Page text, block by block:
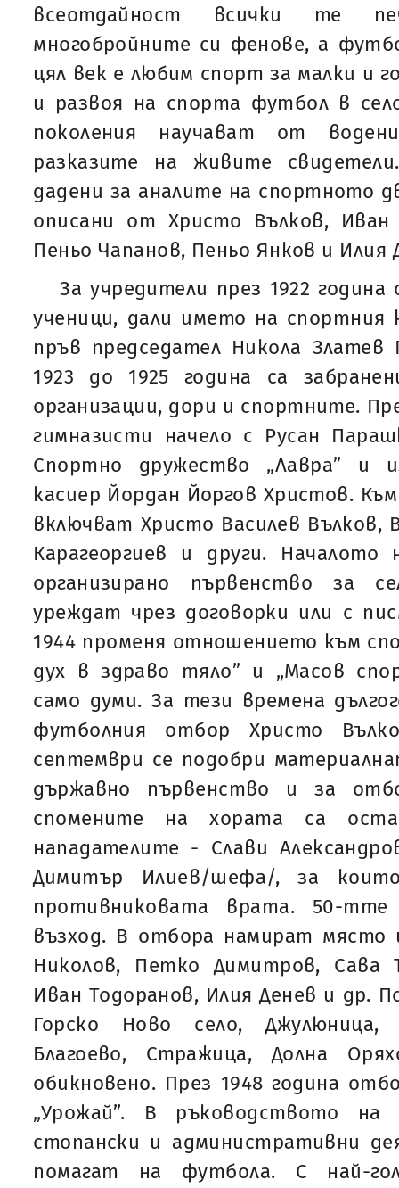
всеотдайност всички те
многобройните си фенове, а
цял век е любим спорт за малки и
и развоя на спорта футбол в
поколения научават от
разказите на живите
дадени за аналите на спортното
описани от Христо Вълков, Иван
Пеньо Чапанов, Пеньо Янков и Илия
За учредители през 1922
ученици, дали името на спортния
пръв председател Никола
1923 до 1925 година са
организации, дори и спортните.
гимназисти начело с Русан
Спортно дружество „Лавра” и
касиер Йордан Йоргов Христов.
включват Христо Василев Вълков,
Карагеоргиев и други.
организирано първенство за
уреждат чрез договорки или с
1944 променя отношението към
дух в здраво тяло” и „Масов
само думи. За тези времена
футболния отбор Христо
септември се подобри
държавно първенство и за
спомените на хората са
нападателите - Слави
Димитър Илиев/шефа/, за
противниковата врата. 50-
възход. В отбора намират
Николов, Петко Димитров, Сава
Иван Тодоранов, Илия Денев и др.
Горско Ново село, Джулюница,
Благоево, Стражица, Долна
обикновено. През 1948 година
„Урожай”. В ръководството на
стопански и административни
помагат на футбола. С най-